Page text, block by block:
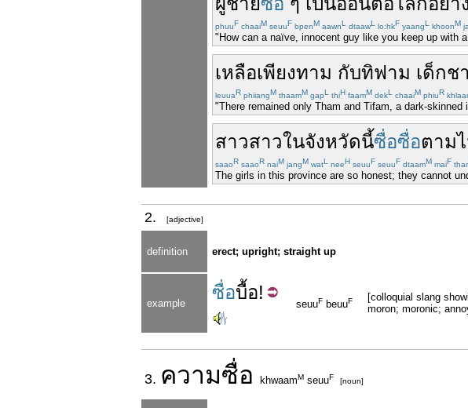
phuuF chaaiM seuuF bpenM aawnL dtaawL lo:hkF yaangL khoonM
"How can a naïve, innocent guy like you keep up with
เหลือเพียงทาม กับทิฟาม เด็กช
leuuaR phiiangM thaamM gapL thiH faamM dekL chaaiM phiuR
"There remained only Tham and Tifam, a dark-
สาวสาวในจังหวัดนี้ซื่อซื่อตาม
saaoR saaoR naiM jangM watL neeH seuuF seuuF dtaamM maiF
The girls in this province are so honest; they cannot
2. [adjective]
definition erect; upright; straight up
example
ซื่อบื้อ!
seuuF beuuF
[colloquial slang
moron; moronic;
3. ความซื่อ khwaamM seuuF [noun]